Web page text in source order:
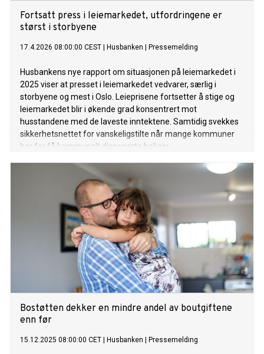
Fortsatt press i leiemarkedet, utfordringene er
størst i storbyene
17.4.2026 08:00:00 CEST Husbanken Pressemelding
Husbankens nye rapport om situasjonen på leiemarkedet i
2025 viser at presset i leiemarkedet vedvarer, særlig i
storbyene og mest i Oslo. Leieprisene fortsetter å stige og
leiemarkedet blir i økende grad konsentrert mot
husstandene med de laveste inntektene. Samtidig svekkes
sikkerhetsnettet for vanskeligstilte når mange kommuner
har for få kommunalt disponerte boliger.
Bostøtten dekker en mindre andel av boutgiftene
enn før
15.12.2025 08:00:00 CET Husbanken Pressemelding